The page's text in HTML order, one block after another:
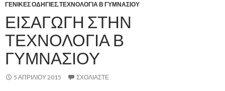
ΓΕΝΙΚΈΣ ΟΔΗΓΊΕΣ,ΤΕΧΝΟΛΟΓΊΑ Β ΓΥΜΝΑΣΊΟΥ
ΕΙΣΑΓΩΓΉ ΣΤΗΝ
ΤΕΧΝΟΛΟΓΊΑ Β
ΓΥΜΝΑΣΊΟΥ
5 ΑΠΡΙΛΊΟΥ 2015 ΣΧΟΛΙΆΣΤΕ